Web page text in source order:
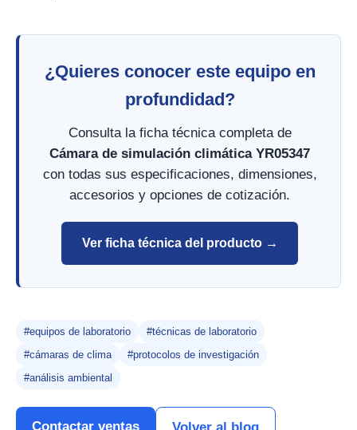
¿Quieres conocer este equipo en
profundidad?
Consulta la ficha técnica completa de
Cámara de simulación climática YR05347
con todas sus especificaciones, dimensiones,
accesorios y opciones de cotización.
Ver ficha técnica del producto →
#equipos de laboratorio
#técnicas de laboratorio
#cámaras de clima
#protocolos de investigación
#análisis ambiental
Contactar ventas Volver al blog